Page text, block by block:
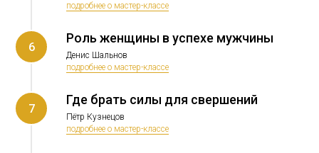
подробнее о мастер-классе
6
Роль женщины в успехе мужчины
Денис Шальнов
подробнее о мастер-классе
7
Где брать силы для свершений
Пётр Кузнецов
подробнее о мастер-классе